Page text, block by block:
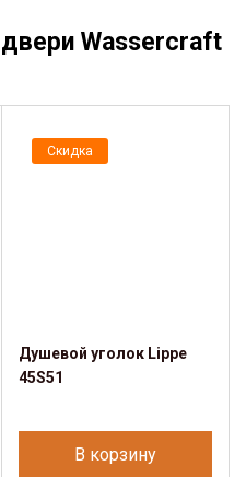
Wassercraft
Скидка
Душевой уголок Lippe
45S51
В корзину